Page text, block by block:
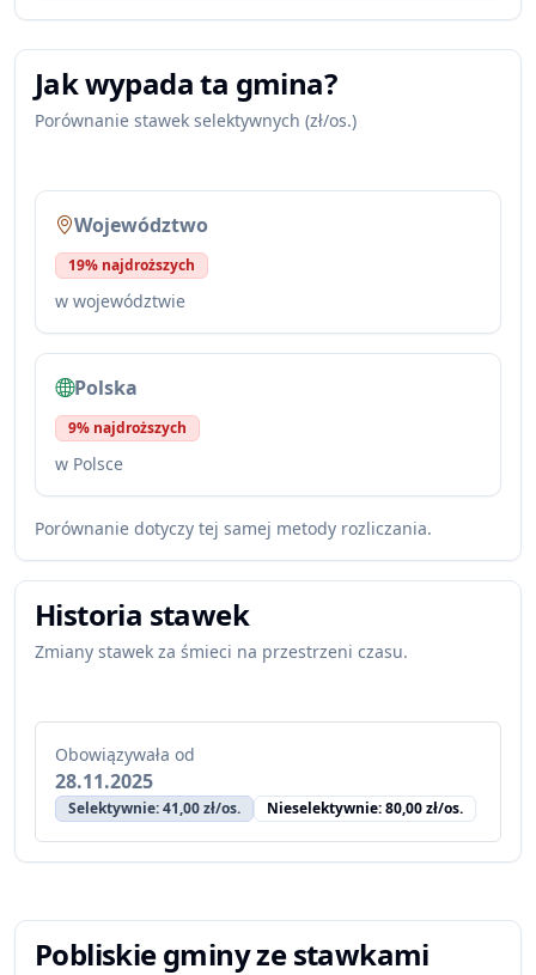
Jak wypada ta gmina?
Porównanie stawek selektywnych (zł/os.)
Województwo
19% najdroższych
w województwie
Polska
9% najdroższych
w Polsce
Porównanie dotyczy tej samej metody rozliczania.
Historia stawek
Zmiany stawek za śmieci na przestrzeni czasu.
Obowiązywała od
28.11.2025
Selektywnie: 41,00 zł/os. Nieselektywnie: 80,00 zł/os.
Pobliskie gminy ze stawkami